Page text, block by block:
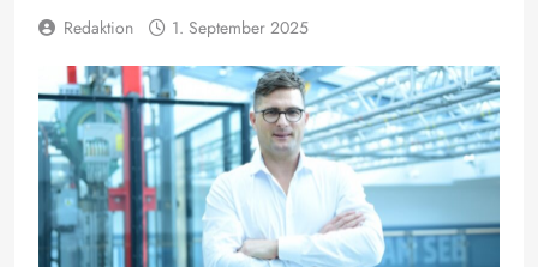
Redaktion 1. September 2025